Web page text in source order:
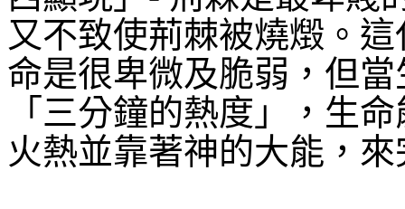
又不致使荊棘被燒燬。
命是很卑微及脆弱，但
「三分鐘的熱度」，生
火熱並靠著神的大能，